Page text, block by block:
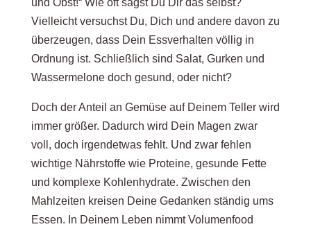
und Obst!“ Wie oft sagst Du Dir das selbst?
Vielleicht versuchst Du, Dich und andere davon zu
überzeugen, dass Dein Essverhalten völlig in
Ordnung ist. Schließlich sind Salat, Gurken und
Wassermelone doch gesund, oder nicht?
Doch der Anteil an Gemüse auf Deinem Teller wird
immer größer. Dadurch wird Dein Magen zwar
voll, doch irgendetwas fehlt. Und zwar fehlen
wichtige Nährstoffe wie Proteine, gesunde Fette
und komplexe Kohlenhydrate. Zwischen den
Mahlzeiten kreisen Deine Gedanken ständig ums
Essen. In Deinem Leben nimmt Volumenfood